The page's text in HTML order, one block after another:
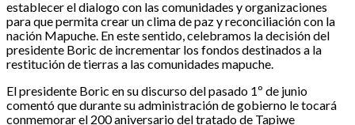
establecer el dialogo con las comunidades y organizaciones
para que permita crear un clima de paz y reconciliación con la
nación Mapuche. En este sentido, celebramos la decisión del
presidente Boric de incrementar los fondos destinados a la
restitución de tierras a las comunidades mapuche.
El presidente Boric en su discurso del pasado 1º de junio
comentó que durante su administración de gobierno le tocará
conmemorar el 200 aniversario del tratado de Tapiwe